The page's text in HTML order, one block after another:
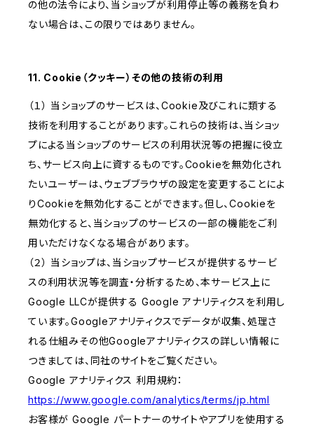
の他の法令により、当ショップが利用停止等の義務を負わ
ない場合は、この限りではありません。
11. Cookie（クッキー）その他の技術の利用
（１） 当ショップのサービスは、Cookie及びこれに類する
技術を利用することがあります。これらの技術は、当ショッ
プによる当ショップのサービスの利用状況等の把握に役立
ち、サービス向上に資するものです。Cookieを無効化され
たいユーザーは、ウェブブラウザの設定を変更することによ
りCookieを無効化することができます。但し、Cookieを
無効化すると、当ショップのサービスの一部の機能をご利
用いただけなくなる場合があります。
（２） 当ショップは、当ショップサービスが提供するサービ
スの利用状況等を調査・分析するため、本サービス上に
Google LLCが提供する Google アナリティクスを利用し
ています。Googleアナリティクスでデータが収集、処理さ
れる仕組みその他Googleアナリティクスの詳しい情報に
つきましては、同社のサイトをご覧ください。
Google アナリティクス 利用規約：
https://www.google.com/analytics/terms/jp.html
お客様が Google パートナーのサイトやアプリを使用する